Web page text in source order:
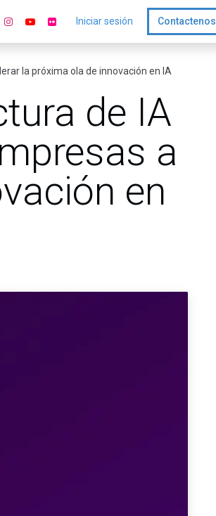
Iniciar sesión Contactenos
la próxima ola de innovación en IA
de IA
a
en